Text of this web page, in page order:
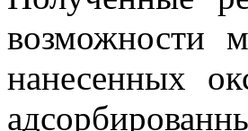
возможности
нанесенных